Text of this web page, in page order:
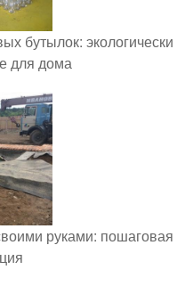
бутылок: экологически
для дома
руками: пошаговая